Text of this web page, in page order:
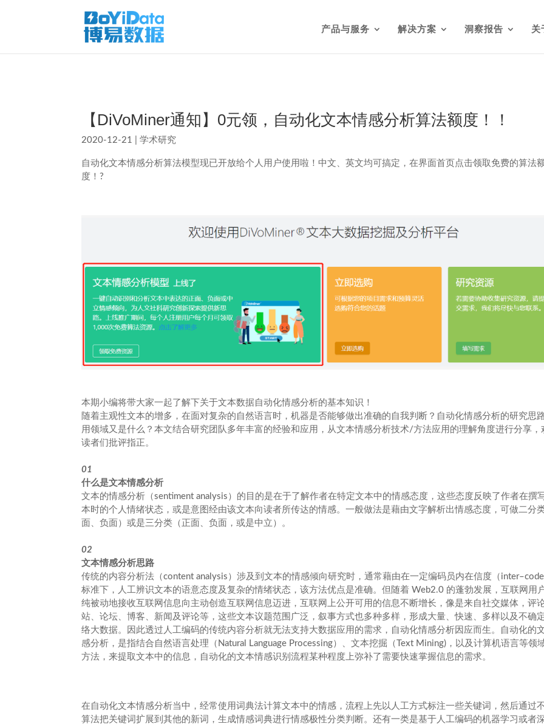
产品与服务 解决方案 洞察报告 关
【DiVoMiner通知】0元领，自动化文本情感分析算法额度！！
2020-12-21 |学术研究
自动化文本情感分析算法模型现已开放给个人用户使用啦！中文、英文均可搞定，在界面首页点击领取免费的算法
度！?
本期小编将带大家一起了解下关于文本数据自动化情感分析的基本知识！
随着主观性文本的增多，在面对复杂的自然语言时，机器是否能够做出准确的自我判断？自动化情感分析的研究思
用领域又是什么？本文结合研究团队多年丰富的经验和应用，从文本情感分析技术/方法应用的理解角度进行分享，
读者们批评指正。
01
什么是文本情感分析
文本的情感分析（sentiment analysis）的目的是在于了解作者在特定文本中的情感态度，这些态度反映了作者在撰
本时的个人情绪状态，或是意图经由该文本向读者所传达的情感。一般做法是藉由文字解析出情感态度，可做二分
面、负面）或是三分类（正面、负面，或是中立）。
02
文本情感分析思路
传统的内容分析法（content analysis）涉及到文本的情感倾向研究时，通常藉由在一定编码员内在信度（
标准下，人工辨识文本的语意态度及复杂的情绪状态，该方法优点是准确。但随着 Web2.0 的蓬勃发展，互联网用
纯被动地接收互联网信息向主动创造互联网信息迈进，互联网上公开可用的信息不断增长，像是来自社交媒体，评
站、论坛、博客、新闻及评论等，这些文本议题范围广泛，叙事方式也多种多样，形成大量、快速、多样以及不确
络大数据。因此透过人工编码的传统内容分析就无法支持大数据应用的需求，自动化情感分析因应而生。自动化的
感分析，是指结合自然语言处理（Natural Language Processing）、文本挖掘（Text Mining)，以及计算机语言等领
方法，来提取文本中的信息，自动化的文本情感识别流程某种程度上弥补了需要快速掌握信息的需求。
在自动化文本情感分析当中，经常使用词典法计算文本中的情感，流程上先以人工方式标注一些关键词，然后通过
算法把关键词扩展到其他的新词，生成情感词典进行情感极性分类判断。还有一类是基于人工编码的机器学习或者